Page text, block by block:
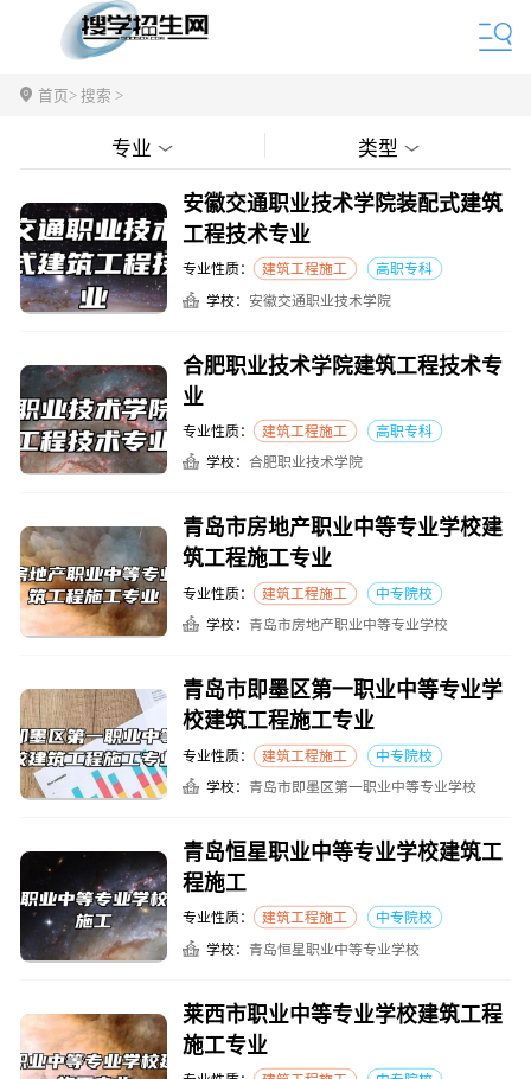
首页> 搜索 >
专业 类型
安徽交通职业技术学院装配式建筑
工程技术专业
专业性质： 建筑工程施工
高职专科
学校： 安徽交通职业技术学院
合肥职业技术学院建筑工程技术专
业
专业性质： 建筑工程施工
高职专科
学校： 合肥职业技术学院
青岛市房地产职业中等专业学校建
筑工程施工专业
专业性质： 建筑工程施工
中专院校
学校： 青岛市房地产职业中等专业学校
青岛市即墨区第一职业中等专业学
校建筑工程施工专业
专业性质： 建筑工程施工
中专院校
学校： 青岛市即墨区第一职业中等专业学校
青岛恒星职业中等专业学校建筑工
程施工
专业性质： 建筑工程施工
中专院校
学校： 青岛恒星职业中等专业学校
莱西市职业中等专业学校建筑工程
施工专业